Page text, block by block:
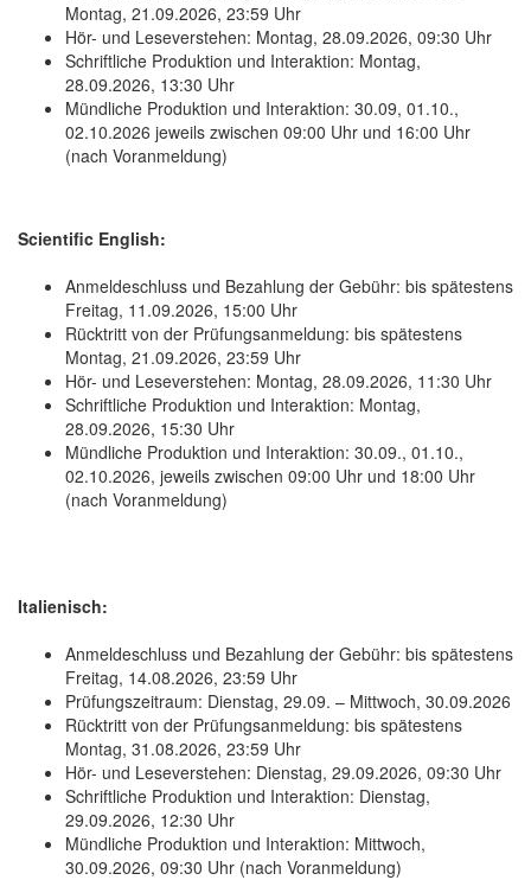
Montag, 21.09.2026, 23:59 Uhr
Hör- und Leseverstehen: Montag, 28.09.2026, 09:30 Uhr
Schriftliche Produktion und Interaktion: Montag,
28.09.2026, 13:30 Uhr
Mündliche Produktion und Interaktion: 30.09, 01.10.,
02.10.2026 jeweils zwischen 09:00 Uhr und 16:00 Uhr
(nach Voranmeldung)
Scientific English:
Anmeldeschluss und Bezahlung der Gebühr: bis spätestens
Freitag, 11.09.2026, 15:00 Uhr
Rücktritt von der Prüfungsanmeldung: bis spätestens
Montag, 21.09.2026, 23:59 Uhr
Hör- und Leseverstehen: Montag, 28.09.2026, 11:30 Uhr
Schriftliche Produktion und Interaktion: Montag,
28.09.2026, 15:30 Uhr
Mündliche Produktion und Interaktion: 30.09., 01.10.,
02.10.2026, jeweils zwischen 09:00 Uhr und 18:00 Uhr
(nach Voranmeldung)
Italienisch:
Anmeldeschluss und Bezahlung der Gebühr: bis spätestens
Freitag, 14.08.2026, 23:59 Uhr
Prüfungszeitraum: Dienstag, 29.09. – Mittwoch, 30.09.2026
Rücktritt von der Prüfungsanmeldung: bis spätestens
Montag, 31.08.2026, 23:59 Uhr
Hör- und Leseverstehen: Dienstag, 29.09.2026, 09:30 Uhr
Schriftliche Produktion und Interaktion: Dienstag,
29.09.2026, 12:30 Uhr
Mündliche Produktion und Interaktion: Mittwoch,
30.09.2026, 09:30 Uhr (nach Voranmeldung)